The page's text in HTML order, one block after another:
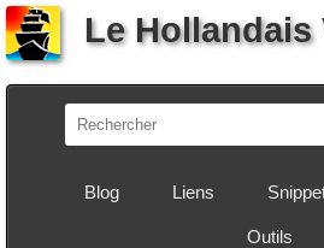
Le Hollandais
Blog Liens
Outils